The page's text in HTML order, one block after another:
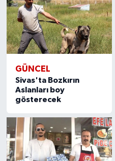
GÜNCEL
Sivas'ta Bozkırın
Aslanları boy
gösterecek